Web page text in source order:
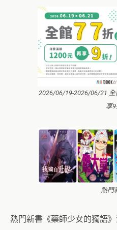
2026/06/19-2026/06/21
享
熱門
熱門新書《藥師少女的獨語